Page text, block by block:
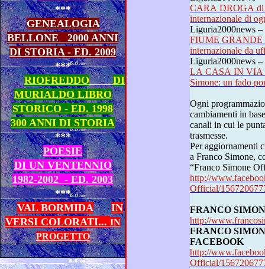
***
GENEALOGIA
BELLONE
2000 ANNI
DI STORIA - ED. 2009
***
RIOFREDDO
DI
MURIALDO LIBRO
STORICO - ED. 1998
300 ANNI DI STORIA
***
POESIE
DI UN VENTENNIO
1982-2002 - ED. 2003
***
VAL BORMIDA
IN
VERSI COLORATI... IN
PROGETTO
CARA DROGA di
internazionale di
Liguria2000news –
FIUME GRANDE di
Liguria2000news –
LA CASA IN VIA
Ogni programmazione televisiva è suscettibile di
cambiamenti in base alle variazioni del palinsesto
canali in cui le puntate ed
trasmesse.
Per aggiornamenti circa il “Dizionario dei sentimenti”
a Franco Simone, consultare quotidianamente
“Franco
http://
Official/
FRANCO
http://
FRANCO
FACEBOOK
http://
Official/